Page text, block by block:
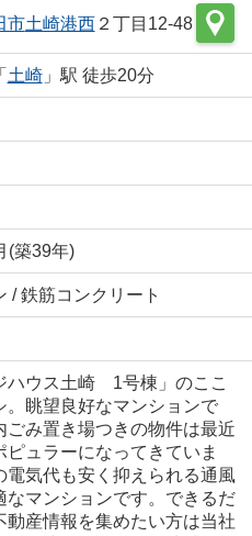
市土崎港西２丁目12-48
「 土崎」駅 徒歩20分
(築39年)
/ 鉄筋コンクリート
ハウス土崎 1号棟」のここ
。眺望良好なマンションで
ごみ置き場つきの物件は最近
ピュラーになってきていま
電気代も安く抑えられる通風
なマンションです。できるだ
動産情報を集めたい方は当社